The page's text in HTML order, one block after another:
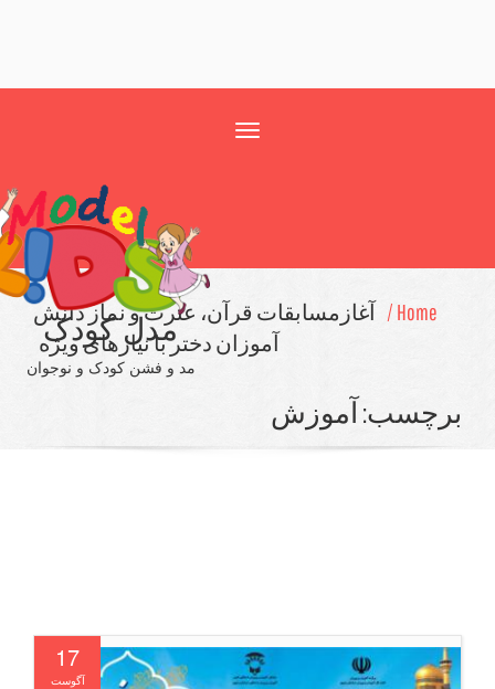
مدل کودک
مد و فشن کودک و نوجوان
آغازمسابقات قرآن، عترت و نماز دانش
آموزان دختر با نیازهای ویژه
آموزش
17
آگوست